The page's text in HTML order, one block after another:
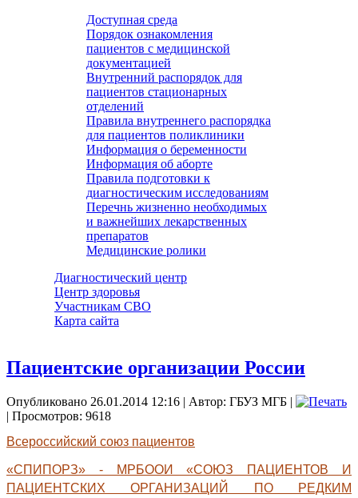
Доступная среда
Порядок ознакомления
пациентов с медицинской
документацией
Внутренний распорядок для
пациентов стационарных
отделений
Правила внутреннего распорядка
для пациентов поликлиники
Информация о беременности
Информация об аборте
Правила подготовки к
диагностическим исследованиям
Перечнь жизненно необходимых
и важнейших лекарственных
препаратов
Медицинские ролики
Диагностический центр
Центр здоровья
Участникам СВО
Карта сайта
Пациентские организации России
Опубликовано 26.01.2014 12:16 | Автор: ГБУЗ МГБ |
| Просмотров: 9618
Всероссийский союз пациентов
«СПИПОРЗ» - МРБООИ «СОЮЗ ПАЦИЕНТОВ И
ПАЦИЕНТСКИХ ОРГАНИЗАЦИЙ ПО РЕДКИМ